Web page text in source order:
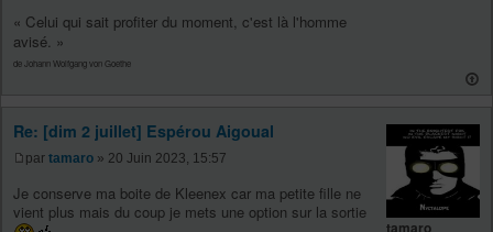
« Celui qui sait profiter du moment, c'est là l'homme
avisé. »
de Johann Wolfgang von Goethe
Re: [dim 2 juillet] Espérou Aigoual
par tamaro » 20 Juin 2023, 15:57
Je conserve ma boite de Kleenex car ma petite fille ne
vient plus mais du coup je mets une option sur la sortie
tamaro